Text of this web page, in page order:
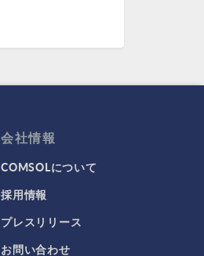
会社情報
COMSOLについて
採用情報
プレスリリース
お問い合わせ